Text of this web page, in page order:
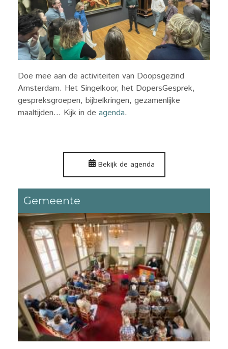
Doe mee aan de activiteiten van Doopsgezind
Amsterdam. Het Singelkoor, het DopersGesprek,
gespreksgroepen, bijbelkringen, gezamenlijke
maaltijden… Kijk in de agenda.
Bekijk de agenda
Gemeente